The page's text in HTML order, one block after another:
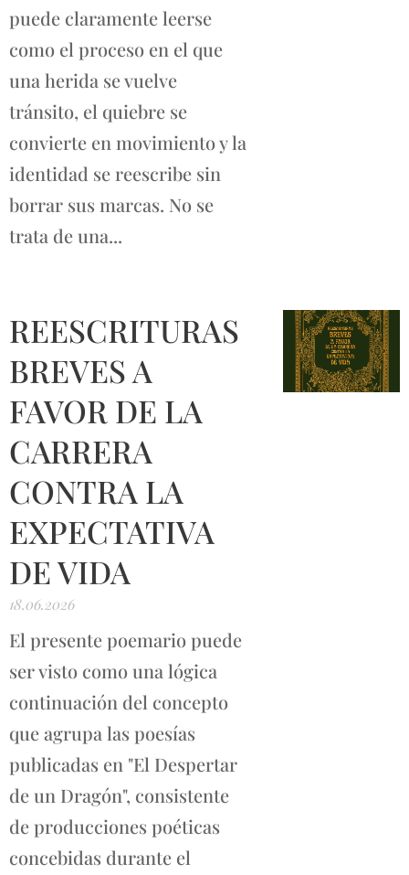
puede claramente leerse
como el proceso en el que
una herida se vuelve
tránsito, el quiebre se
convierte en movimiento y la
identidad se reescribe sin
borrar sus marcas. No se
trata de una...
REESCRITURAS
BREVES A
FAVOR DE LA
CARRERA
CONTRA LA
EXPECTATIVA
DE VIDA
18.06.2026
El presente poemario puede
ser visto como una lógica
continuación del concepto
que agrupa las poesías
publicadas en "El Despertar
de un Dragón", consistente
de producciones poéticas
concebidas durante el